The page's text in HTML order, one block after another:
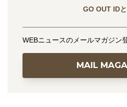
GO OUT ID
WEBニュースのメールマガジン
MAIL